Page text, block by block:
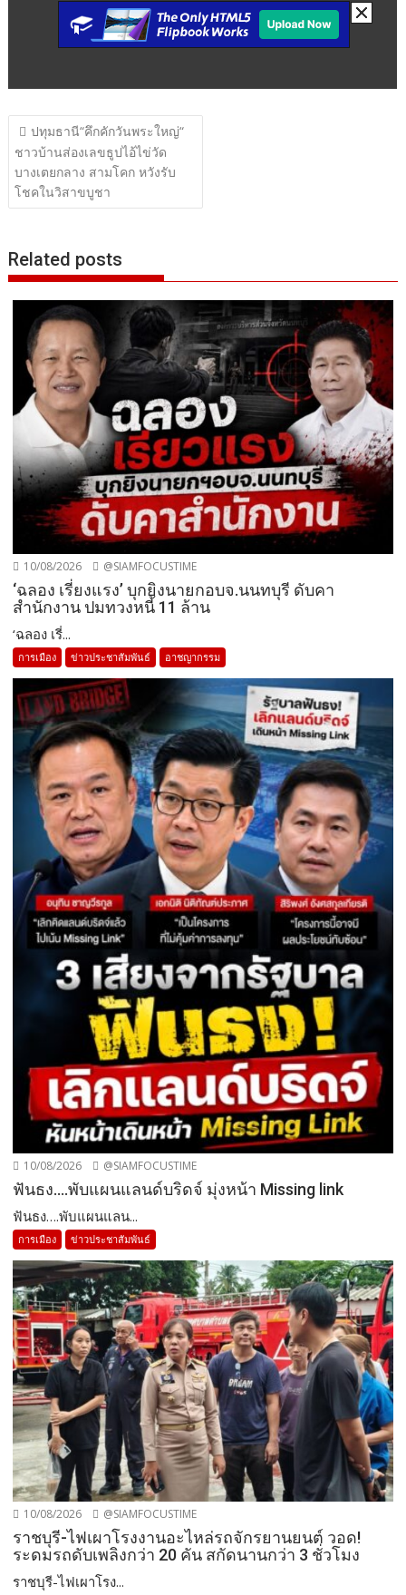
แนะแนว
เรื่อง
ปทุมธานี“คึกคักวันพระใหญ่“
ชาวบ้านส่องเลขธูปไอ้ไข่วัด
บางเตยกลาง สามโคก หวังรับ
โชคในวิสาขบูชา
Related posts
10/08/2026 @SIAMFOCUSTIME
‘ฉลอง เรี่ยงแรง’ บุกยิงนายกอบจ.นนทบุรี ดับคา
สำนักงาน ปมทวงหนี้ 11 ล้าน
‘ฉลอง เรี่...
การเมือง ข่าวประชาสัมพันธ์ อาชญากรรม
10/08/2026 @SIAMFOCUSTIME
ฟันธง….พับแผนแลนด์บริดจ์ มุ่งหน้า Missing link
ฟันธง….พับแผนแลน...
การเมือง ข่าวประชาสัมพันธ์
10/08/2026 @SIAMFOCUSTIME
ราชบุรี-ไฟเผาโรงงานอะไหล่รถจักรยานยนต์ วอด!
ระดมรถดับเพลิงกว่า 20 คัน สกัดนานกว่า 3 ชั่วโมง
ราชบุรี-ไฟเผาโรง...